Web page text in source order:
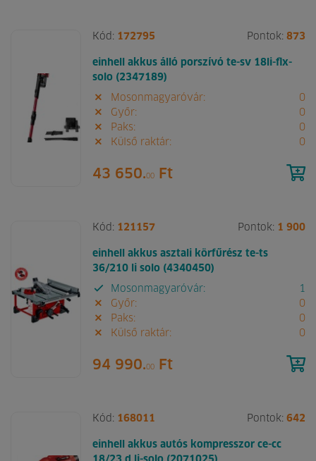
Kód: 172795 Pontok: 873
einhell akkus álló porszívó te-sv 18li-flx-
solo (2347189)
Mosonmagyaróvár:
0
Győr:
0
Paks:
0
Külső raktár:
0
43 650.00 Ft
Kód: 121157 Pontok: 1 900
einhell akkus asztali körfűrész te-ts
36/210 li solo (4340450)
Mosonmagyaróvár:
1
Győr:
0
Paks:
0
Külső raktár:
0
94 990.00 Ft
Kód: 168011 Pontok: 642
einhell akkus autós kompresszor ce-cc